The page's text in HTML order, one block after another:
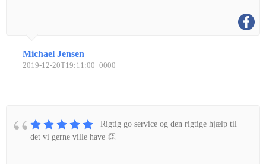
Michael Jensen
2019-12-20T19:11:00+0000
Rigtig go service og den rigtige hjælp til
det vi gerne ville have 👏